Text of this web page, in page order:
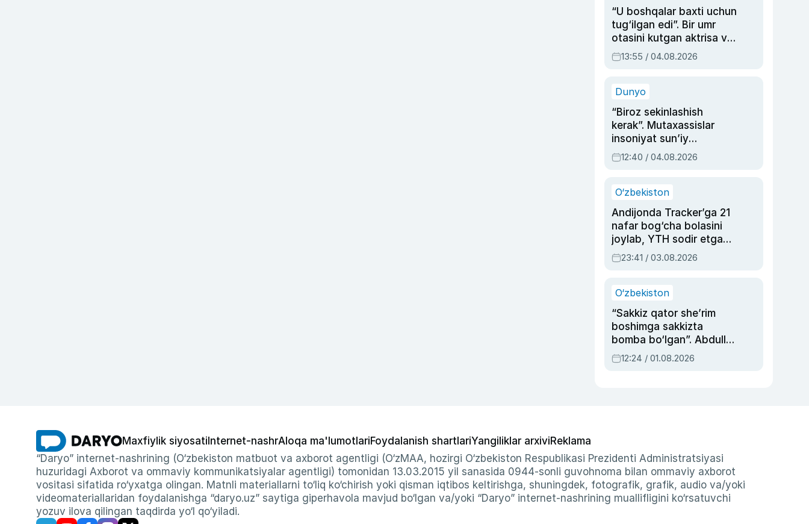
“U boshqalar baxti uchun
tug‘ilgan edi”. Bir umr
otasini kutgan aktrisa va
dublyaj ustasi Rimma
Ahmedovaning
13:55 / 04.08.2026
Dunyo
“Biroz sekinlashish
kerak”. Mutaxassislar
insoniyat sun’iy
intellektni boshqara
olmay qolishidan xavotir
12:40 / 04.08.2026
O‘zbekiston
Andijonda Tracker’ga 21
nafar bog‘cha bolasini
joylab, YTH sodir etgan
ayolga sud hukmi o‘qildi
23:41 / 03.08.2026
O‘zbekiston
“Sakkiz qator she’rim
boshimga sakkizta
bomba bo‘lgan”. Abdulla
Oripovni siyosiy
ayblovlardan asrab
12:24 / 01.08.2026
Maxfiylik siyosati Internet-nashrAloqa ma'lumotlariFoydalanish shartlariYangiliklar arxiviReklama
“Daryo” internet-nashrining (O‘zbekiston matbuot va axborot agentligi (O‘zMAA, hozirgi O‘zbekiston Respublikasi Prezidenti Administratsiyasi
huzuridagi Axborot va ommaviy kommunikatsiyalar agentligi) tomonidan 13.03.2015 yil sanasida 0944-sonli guvohnoma bilan ommaviy axborot
vositasi sifatida ro‘yxatga olingan. Matnli materiallarni to‘liq ko‘chirish yoki qisman iqtibos keltirishga, shuningdek, fotografik, grafik, audio va/yoki
videomateriallaridan foydalanishga “daryo.uz” saytiga giperhavola mavjud bo‘lgan va/yoki “Daryo” internet-nashrining muallifligini ko‘rsatuvchi
yozuv ilova qilingan taqdirda yo‘l qo‘yiladi.